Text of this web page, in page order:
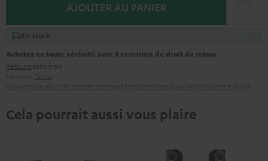
AJOUTER AU PANIER
En stock
Achetez en toute sérénité avec 8 semaines de droit de retour
Retours sans frais
Cela pourrait aussi vous plaire